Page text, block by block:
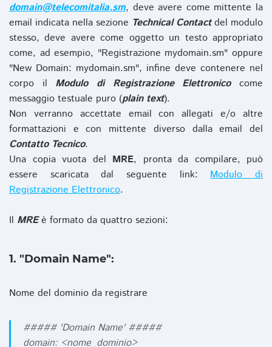
domain@telecomitalia.sm, deve avere come mittente la
email indicata nella sezione Technical Contactdel modulo
stesso, deve avere come oggetto un testo appropriato
come, ad esempio, "Registrazione mydomain.sm" oppure
"New Domain: mydomain.sm", infine deve contenere nel
corpo il Modulo di Registrazione Elettronicocome
messaggio testuale puro (plain text).
Non verranno accettate email con allegati e/o altre
formattazioni e con mittente diverso dalla email del
Contatto Tecnico.
Una copia vuota del MRE, pronta da compilare, può
essere scaricata dal seguente link:Modulo di
Registrazione Elettronico.
Il MREè formato da quattro sezioni:
1. "Domain Name":
Nome del dominio da registrare
##### 'Domain Name' #####
domain: <nome_dominio>